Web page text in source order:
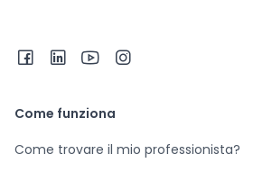
Come funziona
Come trovare il mio professionista?